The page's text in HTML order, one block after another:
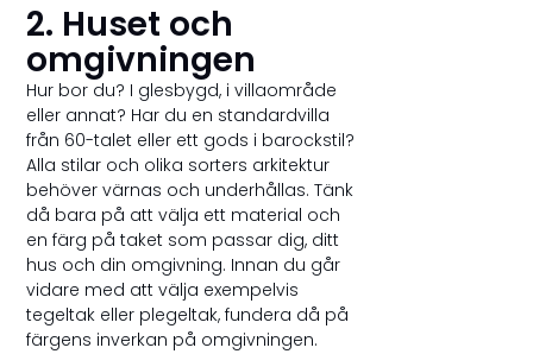
2. Huset och
omgivningen
Hur bor du? I glesbygd, i villaområde
eller annat? Har du en standardvilla
från 60-talet eller ett gods i barockstil?
Alla stilar och olika sorters arkitektur
behöver värnas och underhållas. Tänk
då bara på att välja ett material och
en färg på taket som passar dig, ditt
hus och din omgivning. Innan du går
vidare med att välja exempelvis
tegeltak eller plegeltak, fundera då på
färgens inverkan på omgivningen.